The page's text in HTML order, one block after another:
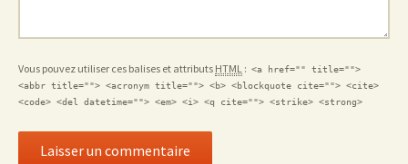
Vous pouvez utiliser ces balises et attributs HTML : <a href="" title="">
<abbr title=""> <acronym title=""> <b> <blockquote cite=""> <cite>
<code> <del datetime=""> <em> <i> <q cite=""> <strike> <strong>